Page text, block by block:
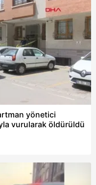
çerezlerle ilgili bilgi
yönetici
vurularak öldürüldü